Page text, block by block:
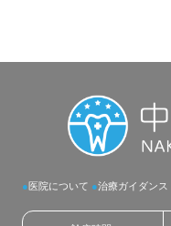
● 医院について ●治療ガイダンス